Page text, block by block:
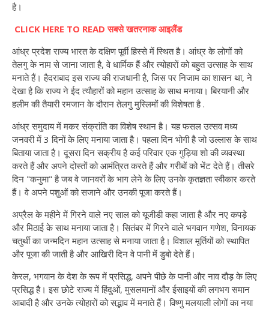
है।
CLICK HERE TO READ सबसे खतरनाक आइलैंड
आंध्र प्रदेश राज्य भारत के दक्षिण पूर्वी हिस्से में स्थित है। आंध्र के लोगों को
तेलगु के नाम से जाना जाता है, वे धार्मिक हैं और त्योहारों को बहुत उत्साह के साथ
मनाते हैं। हैदराबाद इस राज्य की राजधानी है, जिस पर निजाम का शासन था, ने
देखा है कि राज्य ने ईद त्यौहारों को महान उत्साह के साथ मनाया। बिरयानी और
हलीम की तैयारी रमजान के दौरान तेलगु मुस्लिमों की विशेषता है .
आंध्र समुदाय में मकर संक्रांति का विशेष स्थान है। यह फसल उत्सव मध्य
जनवरी में 3 दिनों के लिए मनाया जाता है। पहला दिन भोगी है जो उल्लास के साथ
बिताया जाता है। दूसरा दिन सक्रीय है कई परिवार एक गुड़िया शो की व्यवस्था
करते हैं और अपने दोस्तों को आमंत्रित करते हैं और गरीबों को भेंट देते हैं। तीसरे
दिन "कनुमा" है जब वे जानवरों के भाग लेने के लिए उनके कृतज्ञता स्वीकार करते
हैं। वे अपने पशुओं को सजाने और उनकी पूजा करते हैं।
अप्रैल के महीने में गिरने वाले नए साल को यूजीडी कहा जाता है और नए कपड़े
और मिठाई के साथ मनाया जाता है। सितंबर में गिरने वाले भगवान गणेश, विनायक
चतुर्थी का जन्मदिन महान उत्साह से मनाया जाता है। विशाल मूर्तियों को स्थापित
और पूजा की जाती है और आखिरी दिन वे पानी में डुबो देते हैं।
केरल, भगवान के देश के रूप में प्रसिद्ध, अपने पीछे के पानी और नाव दौड़ के लिए
प्रसिद्ध है। इस छोटे राज्य में हिंदुओं, मुसलमानों और ईसाइयों की लगभग समान
आबादी है और उनके त्योहारों को सद्भाव में मनाते हैं। विष्णु मलयाली लोगों का नया